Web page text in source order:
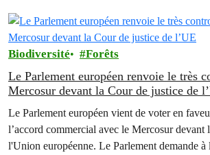
Biodiversité Forêts
Le Parlement européen renvoie le très
Mercosur devant la Cour de justice de
Le Parlement européen vient de voter en
l’accord commercial avec le Mercosur devant
l'Union européenne. Le Parlement demande